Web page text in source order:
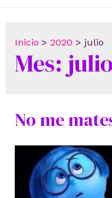
Inicio 2020 julio
Mes:
No me